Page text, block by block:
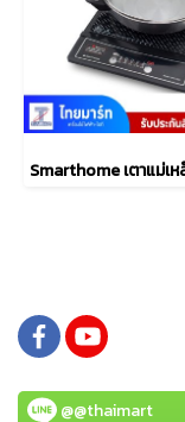
@@thaimart